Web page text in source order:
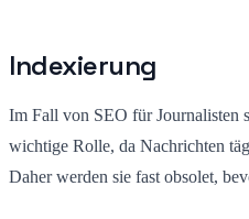
Indexierung
Im Fall von SEO für Journalisten
wichtige Rolle, da Nachrichten
Daher werden sie fast obsolet,